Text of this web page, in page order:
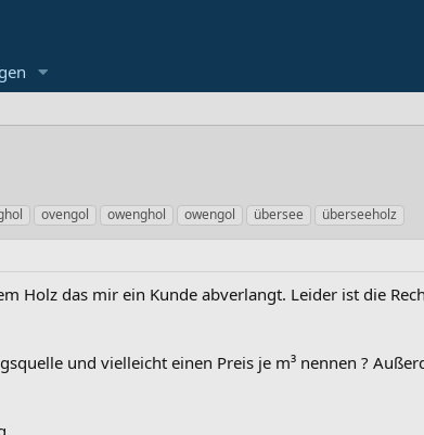
ovengol owenghol owengol übersee überseeholz
Holz das mir ein Kunde abverlangt. Leider ist die
und vielleicht einen Preis je m³ nennen ?